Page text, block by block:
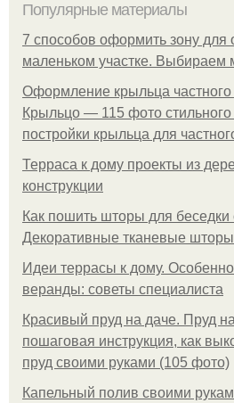
Популярные материалы
7 способов оформить зону для
маленьком участке. Выбираем
Оформление крыльца
Крыльцо — 115 фото
постройки крыльца для
Терраса к дому проекты из
конструкции
Как пошить шторы для беседки
Декоративные тканевые шторы
Идеи террасы к дому.
веранды: советы специалиста
Красивый пруд на даче. Пруд
пошаговая инструкция, как
пруд своими руками (105 фото)
Капельный полив своими